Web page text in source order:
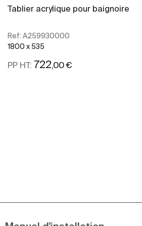
Tablier acrylique pour baignoire
Ref:A259930000
1800 x 535
PP HT: 722,00 €